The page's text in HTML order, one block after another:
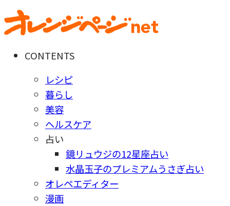
CONTENTS
レシピ
暮らし
美容
ヘルスケア
占い
鏡リュウジの12星座占い
水晶玉子のプレミアムうさぎ占い
オレペエディター
漫画